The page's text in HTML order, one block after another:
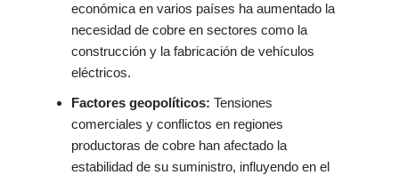
económica en varios países ha aumentado la
necesidad de cobre en sectores como la
construcción y la fabricación de vehículos
eléctricos.
Factores geopolíticos: Tensiones
comerciales y conflictos en regiones
productoras de cobre han afectado la
estabilidad de su suministro, influyendo en el